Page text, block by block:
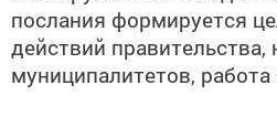
послания формируется
действий правительства,
муниципалитетов,